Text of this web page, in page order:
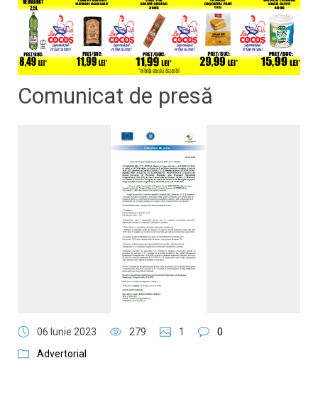
Comunicat de presă
06 Iunie 2023 279 1
0
Advertorial